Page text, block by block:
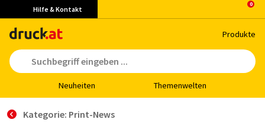
Hilfe & Kontakt
Pro­duk­te
Neu­hei­ten The­men­wel­ten
Kategorie: Print-News